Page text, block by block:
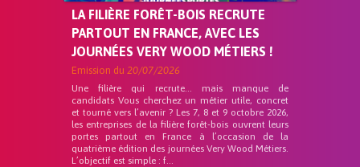
LA FILIÈRE FORÊT-BOIS RECRUTE
PARTOUT EN FRANCE, AVEC LES
JOURNÉES VERY WOOD MÉTIERS !
Emission du 20/07/2026
Une filière qui recrute… mais manque de
candidats Vous cherchez un métier utile, concret
et tourné vers l’avenir ? Les 7, 8 et 9 octobre 2026,
les entreprises de la filière forêt-bois ouvrent leurs
portes partout en France à l’occasion de la
quatrième édition des journées Very Wood Métiers.
L’objectif est simple : f...